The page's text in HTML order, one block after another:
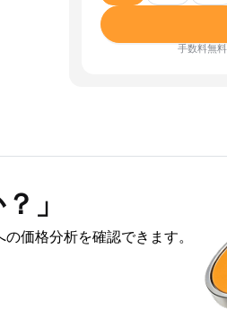
手数料無
」
価格分析を確認できます。